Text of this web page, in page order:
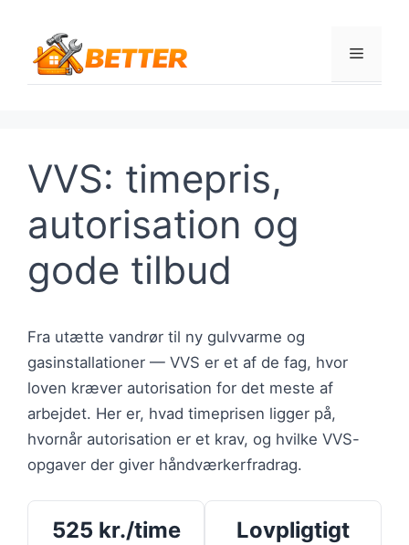
indhold
Menu
VVS: timepris,
autorisation og
gode tilbud
Fra utætte vandrør til ny gulvvarme og
gasinstallationer — VVS er et af de fag, hvor
loven kræver autorisation for det meste af
arbejdet. Her er, hvad timeprisen ligger på,
hvornår autorisation er et krav, og hvilke VVS-
opgaver der giver håndværkerfradrag.
525 kr./time Lovpligtigt